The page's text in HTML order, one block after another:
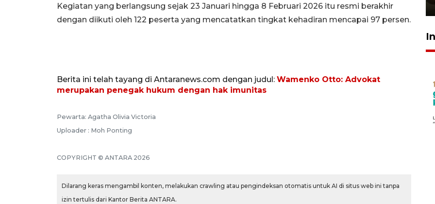
Kegiatan yang berlangsung sejak 23 Januari hingga 8 Februari 2026 itu resmi berakhir
dengan diikuti oleh 122 peserta yang mencatatkan tingkat kehadiran mencapai 97 persen.
Berita ini telah tayang di Antaranews.com dengan judul: Wamenko Otto: Advokat
merupakan penegak hukum dengan hak imunitas
Pewarta: Agatha Olivia Victoria
Uploader : Moh Ponting
COPYRIGHT © ANTARA 2026
Dilarang keras mengambil konten, melakukan crawling atau pengindeksan otomatis untuk AI di situs web ini tanpa
izin tertulis dari Kantor Berita ANTARA.
23 Juli 2026 14:28